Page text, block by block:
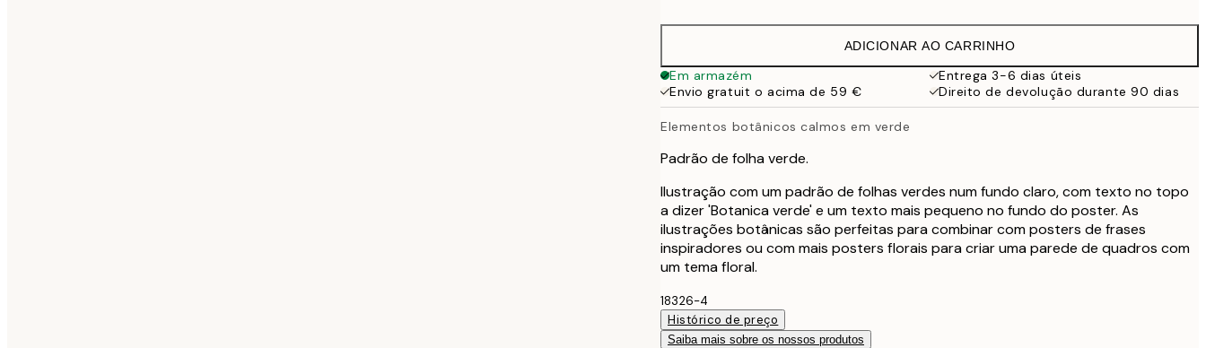
19,95 €
27,45 €
50x70 cm 16,23 €
32,45 €
ADICIONAR AO CARRINHO
Em armazém
Entrega 3-6 dias úteis
Envio gratuit o acima de 59 €
Direito de devolução durante 90 dias
Elementos botânicos calmos em verde
Padrão de folha verde.
Ilustração com um padrão de folhas verdes num fundo claro, com texto no topo
a dizer 'Botanica verde' e um texto mais pequeno no fundo do poster. As
ilustrações botânicas são perfeitas para combinar com posters de frases
inspiradores ou com mais posters florais para criar uma parede de quadros com
um tema floral.
18326-4
Histórico de preço
Saiba mais sobre os nossos produtos